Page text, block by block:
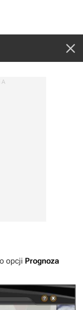

opcji Prognoza